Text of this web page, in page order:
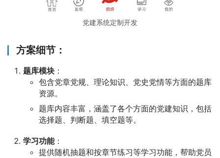
党建系统定制开发
方案细节：
题库模块 ：
包含党章党规、理论知识、党史党情等方面的题库
资源。
题库内容丰富，涵盖了各个方面的党建知识，包括
选择题、判断题、填空题等。
学习功能：
提供随机抽题和按章节练习等学习功能，帮助党员